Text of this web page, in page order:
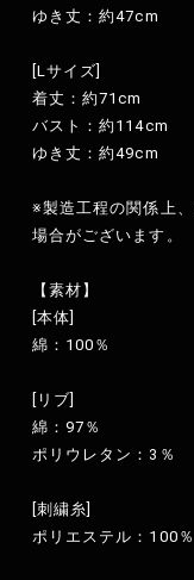
ゆき丈：約47cm
[Lサイズ]
着丈：約71cm
バスト：約114cm
ゆき丈：約49cm
※製造工程の関係上
場合がございます。
【素材】
[本体]
綿：100％
[リブ]
綿：97％
ポリウレタン：3％
[刺繍糸]
ポリエステル：100％